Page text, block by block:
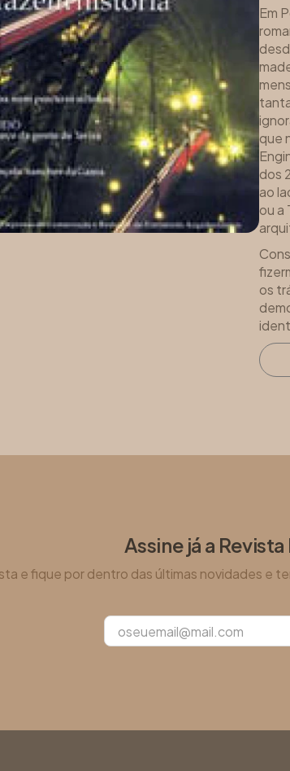
Em
que
dos
ao
ou a
os
Assine já a
e fique por dentro das últimas novidades e